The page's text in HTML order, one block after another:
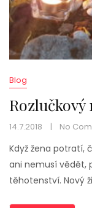
Blog
14.7.2018 No
Když žena potratí,
ani nemusí vědět,
těhotenství. Nový